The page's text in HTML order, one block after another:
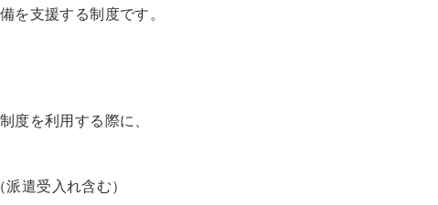
を支援する制度です。
度を利用する際に、
遣受入れ含む）